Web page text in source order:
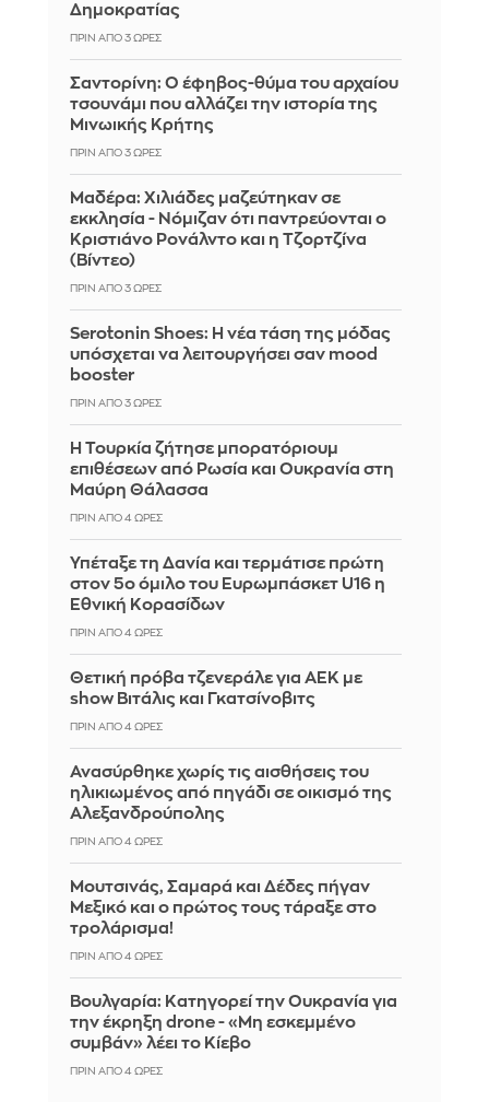
Δημοκρατίας
ΠΡΙΝ ΑΠΌ 3 ΏΡΕΣ
Σαντορίνη: Ο έφηβος-θύμα του αρχαίου
τσουνάμι που αλλάζει την ιστορία της
Μινωικής Κρήτης
ΠΡΙΝ ΑΠΌ 3 ΏΡΕΣ
Μαδέρα: Χιλιάδες μαζεύτηκαν σε
εκκλησία - Νόμιζαν ότι παντρεύονται ο
Κριστιάνο Ρονάλντο και η Τζορτζίνα
(Βίντεο)
ΠΡΙΝ ΑΠΌ 3 ΏΡΕΣ
Serotonin Shoes: Η νέα τάση της μόδας
υπόσχεται να λειτουργήσει σαν mood
booster
ΠΡΙΝ ΑΠΌ 3 ΏΡΕΣ
Η Τουρκία ζήτησε μπορατόριουμ
επιθέσεων από Ρωσία και Ουκρανία στη
Μαύρη Θάλασσα
ΠΡΙΝ ΑΠΌ 4 ΏΡΕΣ
Υπέταξε τη Δανία και τερμάτισε πρώτη
στον 5ο όμιλο του Ευρωμπάσκετ U16 η
Εθνική Κορασίδων
ΠΡΙΝ ΑΠΌ 4 ΏΡΕΣ
Θετική πρόβα τζενεράλε για ΑΕΚ με
show Βιτάλις και Γκατσίνοβιτς
ΠΡΙΝ ΑΠΌ 4 ΏΡΕΣ
Ανασύρθηκε χωρίς τις αισθήσεις του
ηλικιωμένος από πηγάδι σε οικισμό της
Αλεξανδρούπολης
ΠΡΙΝ ΑΠΌ 4 ΏΡΕΣ
Μουτσινάς, Σαμαρά και Δέδες πήγαν
Μεξικό και ο πρώτος τους τάραξε στο
τρολάρισμα!
ΠΡΙΝ ΑΠΌ 4 ΏΡΕΣ
Βουλγαρία: Κατηγορεί την Ουκρανία για
την έκρηξη drone - «Μη εσκεμμένο
συμβάν» λέει το Κίεβο
ΠΡΙΝ ΑΠΌ 4 ΏΡΕΣ